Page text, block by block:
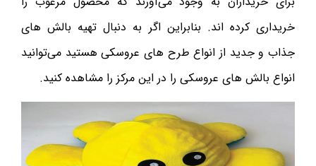
خریداری کرده اند. بنابراین اگر به دنبال تهیه بالش های
جذاب و جدید از انواع طرح های عروسکی هستید می‌توانید
انواع بالش های عروسکی را در این مرکز را مشاهده کنید.